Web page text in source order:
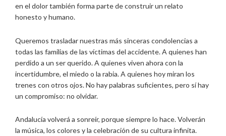
en el dolor también forma parte de construir un relato
honesto y humano.
Queremos trasladar nuestras más sinceras condolencias a
todas las familias de las víctimas del accidente. A quienes han
perdido a un ser querido. A quienes viven ahora con la
incertidumbre, el miedo o la rabia. A quienes hoy miran los
trenes con otros ojos. No hay palabras suficientes, pero sí hay
un compromiso: no olvidar.
Andalucía volverá a sonreír, porque siempre lo hace. Volverán
la música, los colores y la celebración de su cultura infinita.